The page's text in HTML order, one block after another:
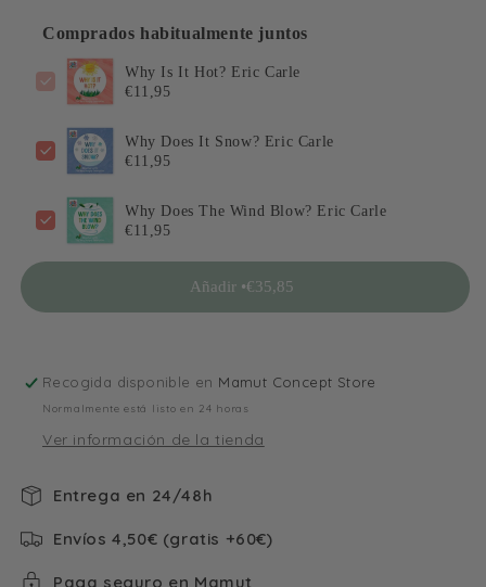
Comprados habitualmente juntos
Why Is It Hot? Eric Carle
€11,95
Why Does It Snow? Eric Carle
€11,95
Why Does The Wind Blow? Eric Carle
€11,95
Añadir •€35,85
Recogida disponible en Mamut Concept Store
Normalmente está listo en 24 horas
Ver información de la tienda
Entrega en 24/48h
Envíos 4,50€ (gratis +60€)
Paga seguro en Mamut